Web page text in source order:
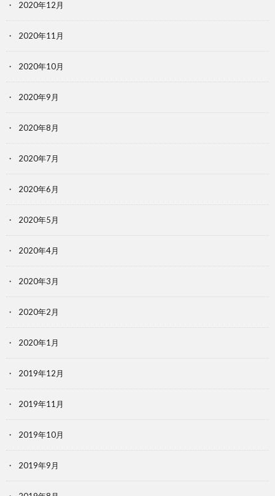
2020年12月
2020年11月
2020年10月
2020年9月
2020年8月
2020年7月
2020年6月
2020年5月
2020年4月
2020年3月
2020年2月
2020年1月
2019年12月
2019年11月
2019年10月
2019年9月